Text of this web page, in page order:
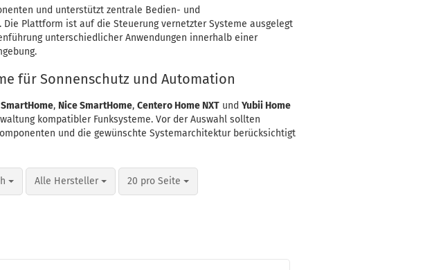
und unterstützt zentrale Bedien- und
Plattform ist auf die Steuerung vernetzter Systeme ausgelegt
unterschiedlicher Anwendungen innerhalb einer
für Sonnenschutz und Automation
, Nice SmartHome,Centero Home NXT undYubii Home
kompatibler Funksysteme. Vor der Auswahl sollten
und die gewünschte Systemarchitektur berücksichtigt
Alle Hersteller
pro Seite 20 pro Seite
pro Seite